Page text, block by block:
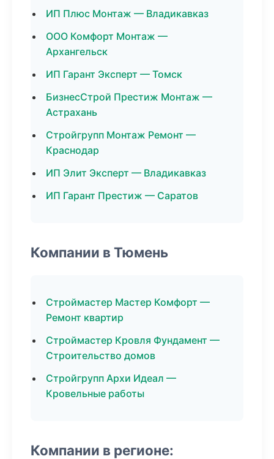
ИП Плюс Монтаж — Владикавказ
ООО Комфорт Монтаж —
Архангельск
ИП Гарант Эксперт — Томск
БизнесСтрой Престиж Монтаж —
Астрахань
Стройгрупп Монтаж Ремонт —
Краснодар
ИП Элит Эксперт — Владикавказ
ИП Гарант Престиж — Саратов
Компании в Тюмень
Строймастер Мастер Комфорт —
Ремонт квартир
Строймастер Кровля Фундамент —
Строительство домов
Стройгрупп Архи Идеал —
Кровельные работы
Компании в регионе: